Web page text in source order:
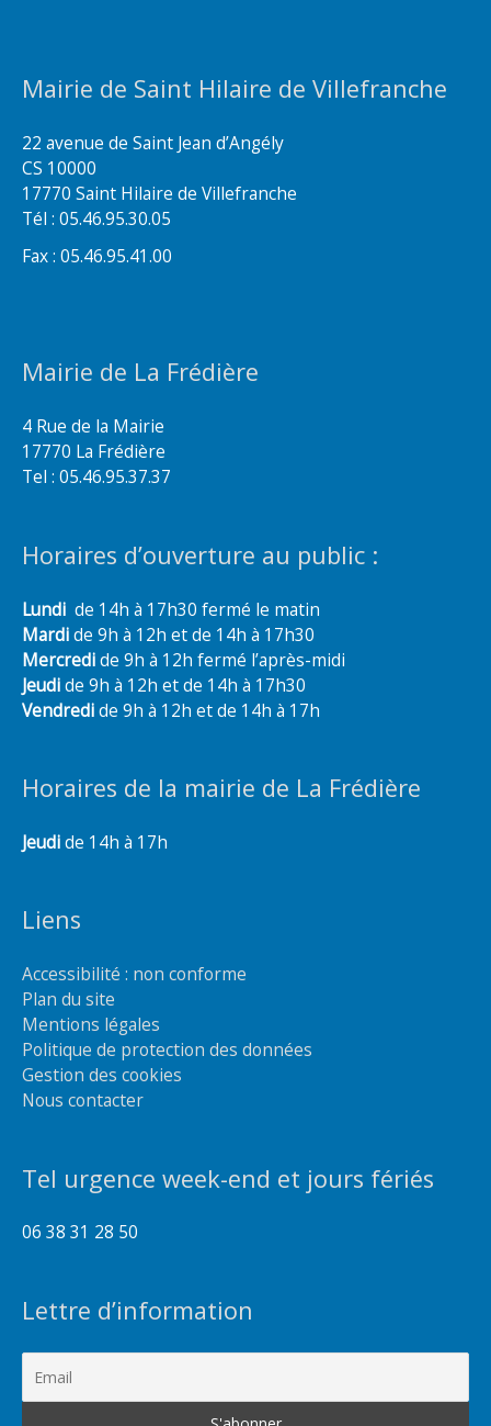
Mairie de Saint Hilaire de Villefranche
22 avenue de Saint Jean d’Angély
CS 10000
17770 Saint Hilaire de Villefranche
Tél : 05.46.95.30.05
Fax : 05.46.95.41.00
Mairie de La Frédière
4 Rue de la Mairie
17770 La Frédière
Tel : 05.46.95.37.37
Horaires d’ouverture au public :
Lundi de 14h à 17h30 fermé le matin
Mardide 9h à 12h et de 14h à 17h30
Mercredide 9h à 12h fermé l’après-midi
Jeudide 9h à 12h et de 14h à 17h30
Vendredide 9h à 12h et de 14h à 17h
Horaires de la mairie de La Frédière
Jeudide 14h à 17h
Liens
Accessibilité : non conforme
Plan du site
Mentions légales
Politique de protection des données
Gestion des cookies
Nous contacter
Tel urgence week-end et jours fériés
06 38 31 28 50
Lettre d’information